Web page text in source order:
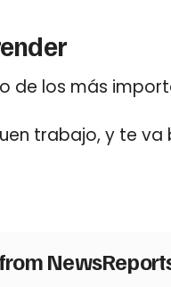
de los más
trabajo, y te